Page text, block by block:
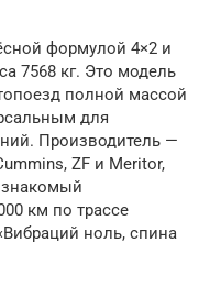
формулой 4×2 и
7568 кг. Это модель
полной массой
для
Производитель —
ZF и Meritor,
знакомый
км по трассе
ноль, спина